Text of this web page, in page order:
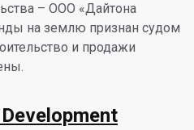
– ООО «Дайтона
на землю признан судом
и продажи